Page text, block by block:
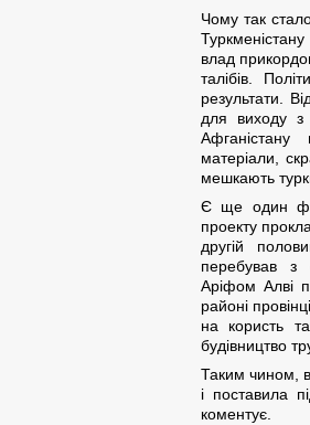
Чому так
влад
талібів.
результати.
для виходу з
Афганістану
матеріали,
мешкають
Є ще один
проекту
другій
перебував з
Аріфом Алві
районі
на користь
будівництво
Таким чином,
і поставила
коментує.